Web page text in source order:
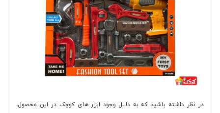
در نظر داشته باشید که به دلیل وجود ابزار های کوچک در این محصول،